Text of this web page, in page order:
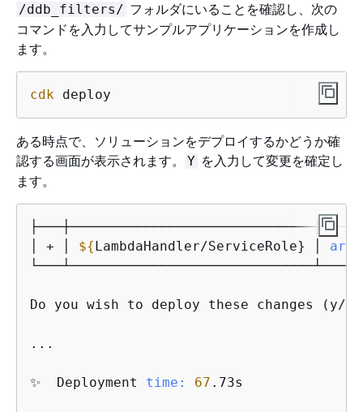
/ddb_filters/ フォルダにいることを確認し、次の
コマンドを入力してサンプルアプリケーションを作成し
ます。
cdk deploy
ある時点で、ソリューションをデプロイするかどうか確
認する画面が表示されます。
Y を入力して変更を確定し
ます。
│ + │ ${LambdaHandler/ServiceRole} │ arn:
Do you wish to deploy these changes (y/
...
✨  Deployment time: 67 .73s